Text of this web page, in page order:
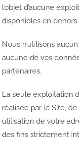
l’objet d’aucune
disponibles en dehors
Nous n’utilisons
aucune de vos
partenaires.
La seule exploitation
réalisée par le Site,
utilisation de votre
des fins strictement